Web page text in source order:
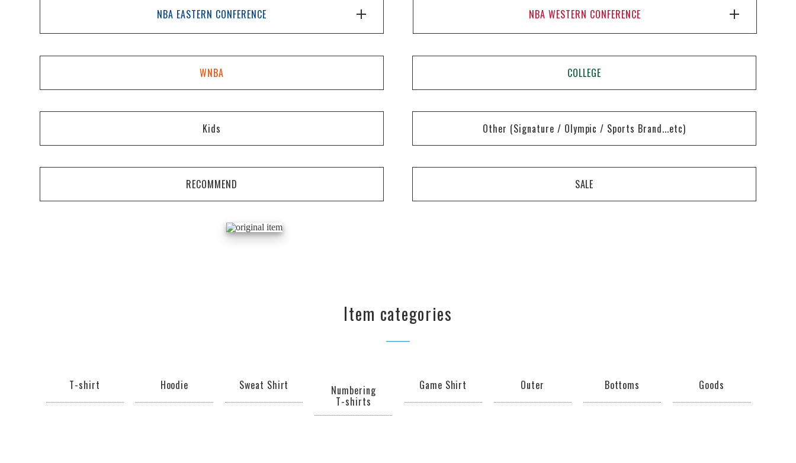
NBA EASTERN CONFERENCE NBA WESTERN CONFERENCE
WNBA COLLEGE
Kids Other (Signature / Olympic / Sports Brand...etc)
RECOMMEND SALE
Item categories
T-shirt Hoodie Sweat Shirt Numbering
T-shirts
Game Shirt Outer Bottoms Goods